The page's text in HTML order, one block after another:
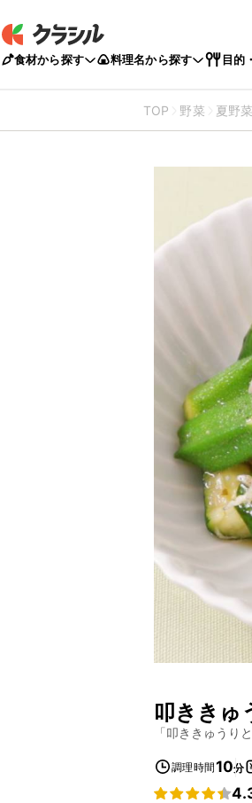
食材から探す 料理名から探す 目的
TOP 野菜 夏野菜
叩ききゅ
「叩ききゅうり
調理時間10分